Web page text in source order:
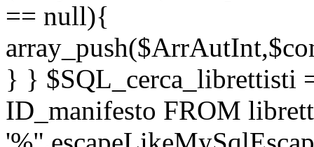
== null){
} } $SQL_cerca_librettisti
ID_manifesto FROM